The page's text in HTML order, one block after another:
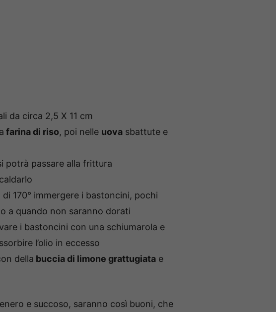
da circa 2,5 X 11 cm
farina di riso, poi nelle uova sbattute e
potrà passare alla frittura
170° immergere i bastoncini, pochi
a quando non saranno dorati
i bastoncini con una schiumarola e
l’olio in eccesso
della buccia di limone grattugiata e
e succoso, saranno così buoni, che